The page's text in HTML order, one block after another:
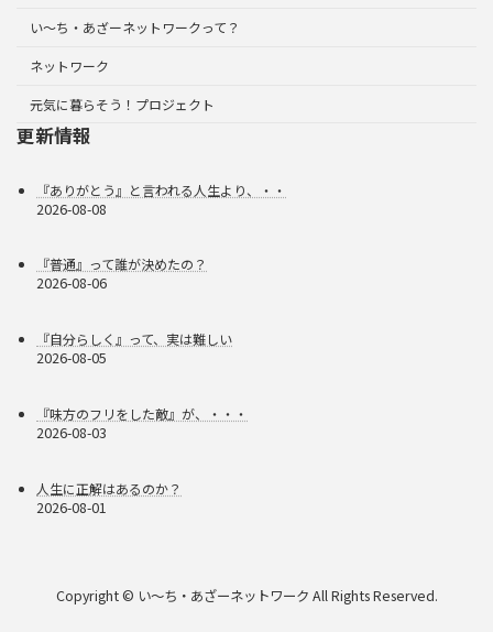
い～ち・あざーネットワークって？
ネットワーク
元気に暮らそう！プロジェクト
更新情報
『ありがとう』と言われる人生より、・・
2026-08-08
『普通』って誰が決めたの？
2026-08-06
『自分らしく』って、実は難しい
2026-08-05
『味方のフリをした敵』が、・・・
2026-08-03
人生に正解はあるのか？
2026-08-01
Copyright © い〜ち・あざーネットワーク All Rights Reserved.